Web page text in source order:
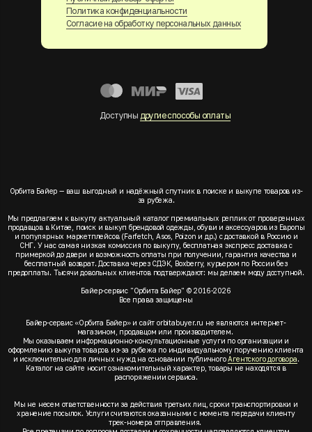
Политика конфиденциальности
Согласие на обработку персональных данных
Доступны другие способы оплаты
Орбита Байер — ваш выгодный и надёжный спутник в поиске и выкупе товаров из-
за рубежа.
Мы предлагаем к выкупу актуальный каталог премиальных реплик от проверенных
продавцов в Китае, поиск и выкуп брендовой одежды, обуви и аксессуаров из Европы
и популярных маркетплейсов (Farfetch, Asos, Poizon и др.) с доставкой в Россию и
СНГ. У нас самая низкая комиссия по выкупу, бесплатная экспресс доставка с
примеркой до двери и возможность оплаты при получении, гарантия качества и
бесплатный возврат. Доставка через СДЭК, Boxberry, курьером по России без
предоплаты. Тысячи довольных клиентов подтверждают: мы делаем моду доступной.
Байер-сервис "Орбита Байер" © 2016-2026
Все права защищены
Байер-сервис «Орбита Байер» и сайт orbitabuyer.ru не являются интернет-
магазином, продавцом или производителем.
Мы оказываем информационно-консультационные услуги по организации и
оформлению выкупа товаров из-за рубежа по индивидуальному поручению клиента
и исключительно для личных нужд на основании публичногоАгентского договора.
Каталог на сайте носит ознакомительный характер, товары не находятся в
распоряжении сервиса.
Мы не несем ответственности за действия третьих лиц, сроки транспортировки и
хранение посылок. Услуги считаются оказанными с момента передачи клиенту
трек-номера отправления.